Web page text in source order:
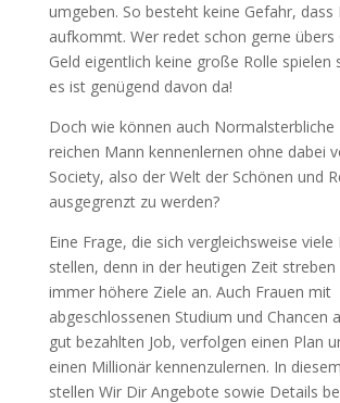
umgeben. So besteht keine Gefahr, dass
aufkommt. Wer redet schon gerne übers
Geld eigentlich keine große Rolle spielen
es ist genügend davon da!
Doch wie können auch Normalsterbliche
reichen Mann kennenlernen ohne dabei
Society, also der Welt der Schönen und
ausgegrenzt zu werden?
Eine Frage, die sich vergleichsweise viele
stellen, denn in der heutigen Zeit streben
immer höhere Ziele an. Auch Frauen mit
abgeschlossenen Studium und Chancen
gut bezahlten Job, verfolgen einen Plan
einen Millionär kennenzulernen. In
stellen Wir Dir Angebote sowie Details